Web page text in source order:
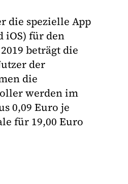
die spezielle App
iOS) für den
beträgt die
der
die
werden im
0,09 Euro je
für 19,00 Euro